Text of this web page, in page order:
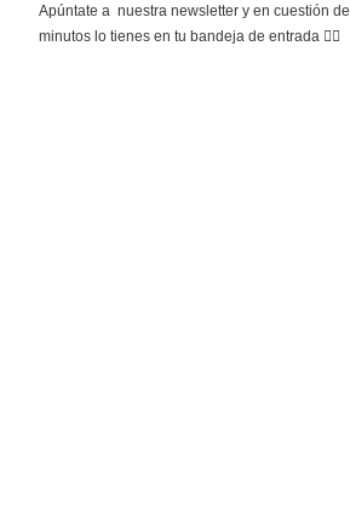
Apúntate a nuestra newsletter y en cuestión de
minutos lo tienes en tu bandeja de entrada 👇🏻